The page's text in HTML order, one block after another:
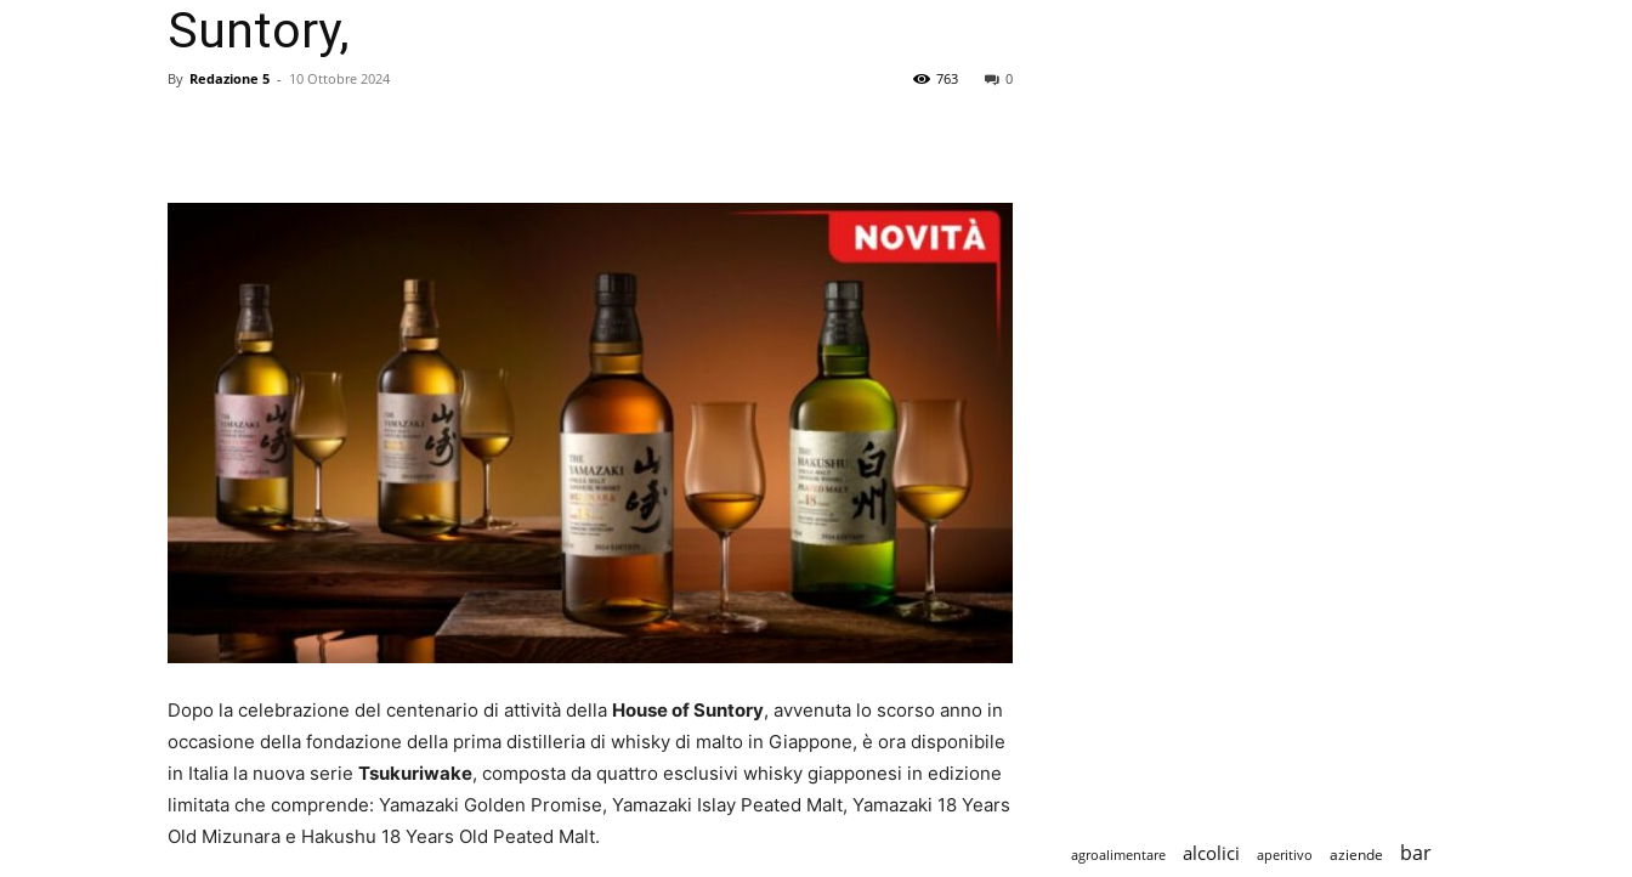
Suntory,
By Redazione 5 - 10 Ottobre 2024 0
763
Dopo la celebrazione del centenario di attività della House of Suntory, avvenuta lo scorso anno in
occasione della fondazione della prima distilleria di whisky di malto in Giappone, è ora disponibile
in Italia la nuova serie Tsukuriwake, composta da quattro esclusivi whisky giapponesi in edizione
limitata che comprende: Yamazaki Golden Promise, Yamazaki Islay Peated Malt, Yamazaki 18 Years
Old Mizunara e Hakushu 18 Years Old Peated Malt.
agroalimentare alcolici aperitivo aziende bar